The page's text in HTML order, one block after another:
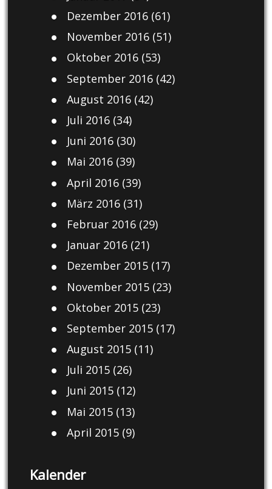
Dezember 2016(61)
November 2016(51)
Oktober 2016(53)
September 2016(42)
August 2016(42)
Juli 2016(34)
Juni 2016(30)
Mai 2016(39)
April 2016(39)
März 2016(31)
Februar 2016(29)
Januar 2016(21)
Dezember 2015(17)
November 2015(23)
Oktober 2015(23)
September 2015(17)
August 2015(11)
Juli 2015(26)
Juni 2015(12)
Mai 2015(13)
April 2015(9)
Kalender